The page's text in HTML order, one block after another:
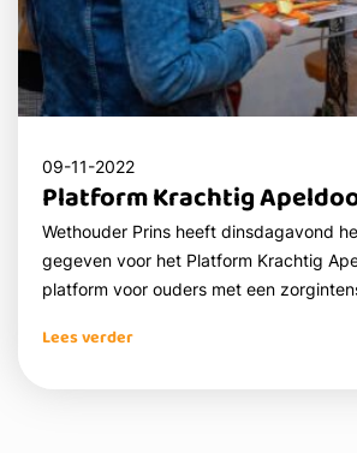
09-11-2022
Platform Krachtig
Wethouder Prins heeft dinsdagavond
gegeven voor het Platform Krachtig
platform voor ouders met een
Lees verder